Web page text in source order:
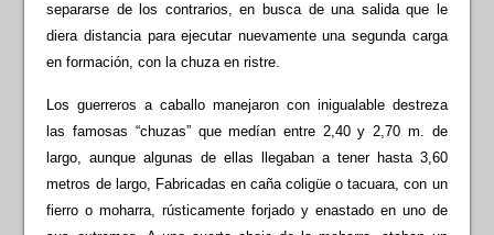
separarse de los contrarios, en busca de una salida que le
diera distancia para ejecutar nuevamente una segunda carga
en formación, con la chuza en ristre.
Los guerreros a caballo manejaron con inigualable destreza
las famosas “chuzas” que medían entre 2,40 y 2,70 m. de
largo, aunque algunas de ellas llegaban a tener hasta 3,60
metros de largo, Fabricadas en caña coligüe o tacuara, con un
fierro o moharra, rústicamente forjado y enastado en uno de